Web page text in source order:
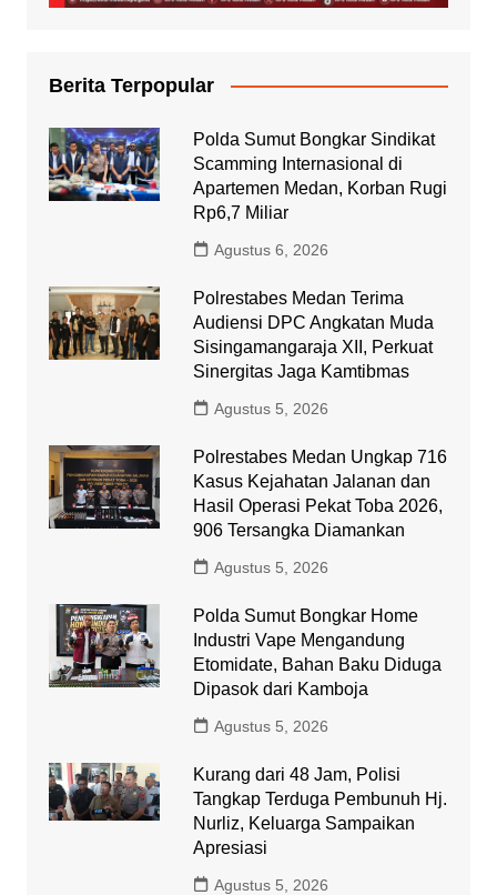
Berita Terpopular
Polda Sumut Bongkar Sindikat
Scamming Internasional di
Apartemen Medan, Korban Rugi
Rp6,7 Miliar
Agustus 6, 2026
Polrestabes Medan Terima
Audiensi DPC Angkatan Muda
Sisingamangaraja XII, Perkuat
Sinergitas Jaga Kamtibmas
Agustus 5, 2026
Polrestabes Medan Ungkap 716
Kasus Kejahatan Jalanan dan
Hasil Operasi Pekat Toba 2026,
906 Tersangka Diamankan
Agustus 5, 2026
Polda Sumut Bongkar Home
Industri Vape Mengandung
Etomidate, Bahan Baku Diduga
Dipasok dari Kamboja
Agustus 5, 2026
Kurang dari 48 Jam, Polisi
Tangkap Terduga Pembunuh Hj.
Nurliz, Keluarga Sampaikan
Apresiasi
Agustus 5, 2026